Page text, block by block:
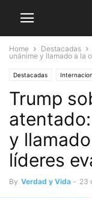
Home Destacadas
unánime y llamado a la
Destacadas
Trump
y
líderes
By Verdad y Vida - 23